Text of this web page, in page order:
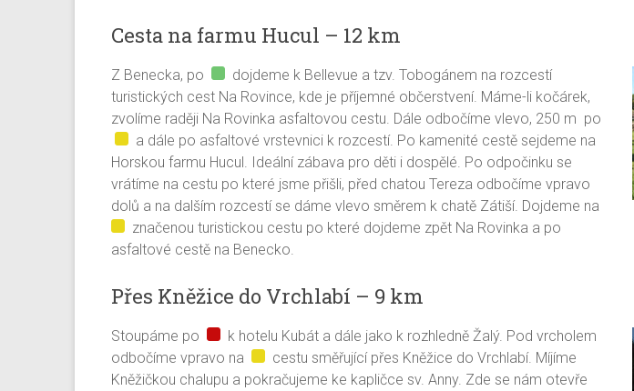
Cesta na farmu Hucul – 12 km
Z Benecka, po
dojdeme k Bellevue a tzv. Tobogánem na rozcestí
turistických cest Na Rovince, kde je příjemné občerstvení. Máme-li kočárek,
zvolíme raději Na Rovinka asfaltovou cestu. Dále odbočíme vlevo, 250 m po
a dále po asfaltové vrstevnici k rozcestí. Po kamenité cestě sejdeme na
Horskou farmu Hucul. Ideální zábava pro děti i dospělé. Po odpočinku se
vrátíme na cestu po které jsme přišli, před chatou Tereza odbočíme vpravo
dolů a na dalším rozcestí se dáme vlevo směrem k chatě Zátiší. Dojdeme na
značenou turistickou cestu po které dojdeme zpět Na Rovinka a po
asfaltové cestě na Benecko.
Přes Kněžice do Vrchlabí – 9 km
Stoupáme po
k hotelu Kubát a dále jako k rozhledně Žalý. Pod vrcholem
odbočíme vpravo na
cestu směřující přes Kněžice do Vrchlabí. Míjíme
Kněžičkou chalupu a pokračujeme ke kapličce sv. Anny. Zde se nám otevře